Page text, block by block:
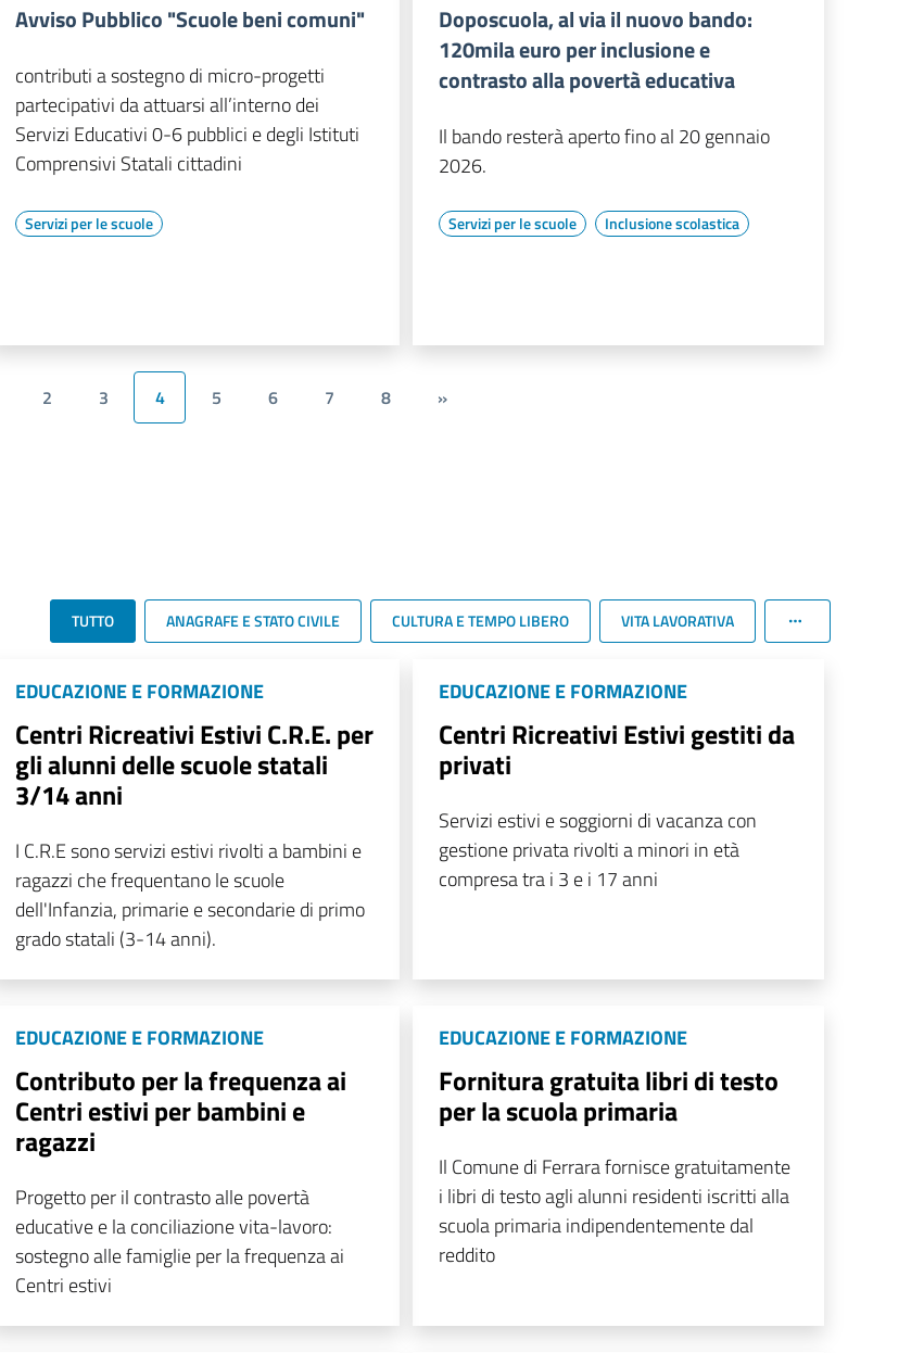
Avviso Pubblico "Scuole beni comuni"
contributi a sostegno di micro-progetti
partecipativi da attuarsi all’interno dei
Servizi Educativi 0-6 pubblici e degli Istituti
Comprensivi Statali cittadini
Servizi per le scuole
Doposcuola, al via il nuovo bando:
120mila euro per inclusione e
contrasto alla povertà educativa
Il bando resterà aperto fino al 20 gennaio
2026.
Servizi per le scuole Inclusione scolastica
2 3 4 5 6 7 8 »
TUTTO ANAGRAFE E STATO CIVILE CULTURA E TEMPO LIBERO VITA LAVORATIVA
EDUCAZIONE E FORMAZIONE
Centri Ricreativi Estivi C.R.E. per
gli alunni delle scuole statali
3/14 anni
I C.R.E sono servizi estivi rivolti a bambini e
ragazzi che frequentano le scuole
dell'Infanzia, primarie e secondarie di primo
grado statali (3-14 anni).
EDUCAZIONE E FORMAZIONE
Centri Ricreativi Estivi gestiti da
privati
Servizi estivi e soggiorni di vacanza con
gestione privata rivolti a minori in età
compresa tra i 3 e i 17 anni
EDUCAZIONE E FORMAZIONE
Contributo per la frequenza ai
Centri estivi per bambini e
ragazzi
Progetto per il contrasto alle povertà
educative e la conciliazione vita-lavoro:
sostegno alle famiglie per la frequenza ai
Centri estivi
EDUCAZIONE E FORMAZIONE
Fornitura gratuita libri di testo
per la scuola primaria
Il Comune di Ferrara fornisce gratuitamente
i libri di testo agli alunni residenti iscritti alla
scuola primaria indipendentemente dal
reddito